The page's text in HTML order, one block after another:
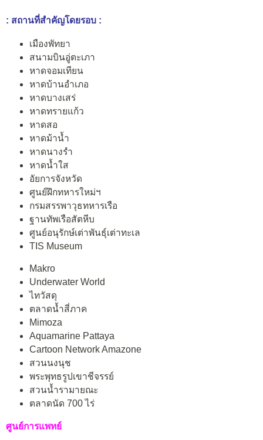
: สถานที่สำคัญโดยรอบ :
เมืองพัทยา
สนามบินอู่ตะเภา
หาดจอมเทียน
หาดบ้านอำเภอ
หาดบางเสร่
หาดทรายแก้ว
หาดสอ
หาดม้าน้ำ
หาดนางรำ
หาดน้ำใส
อัยการจังหวัด
ศูนย์ฝึกทหารใหม่ฯ
กรมสรรพาวุธทหารเรือ
ฐานทัพเรือสัตหีบ
ศูนย์อนุรักษ์เต่าพันธุ์เต่าทะเล
TIS Museum
Makro
Underwater World
ไทวัสดุ
ตลาดน้ำสี่ภาค
Mimoza
Aquamarine Pattaya
Cartoon Network Amazone
สวนนงนุช
พระพุทธรูปเขาชีจรรย์
สวนน้ำรามายณะ
ตลาดนัด 700 ไร่
ศูนย์การแพทย์